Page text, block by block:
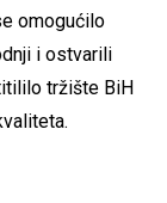
omogućilo
i ostvarili
tržište BiH